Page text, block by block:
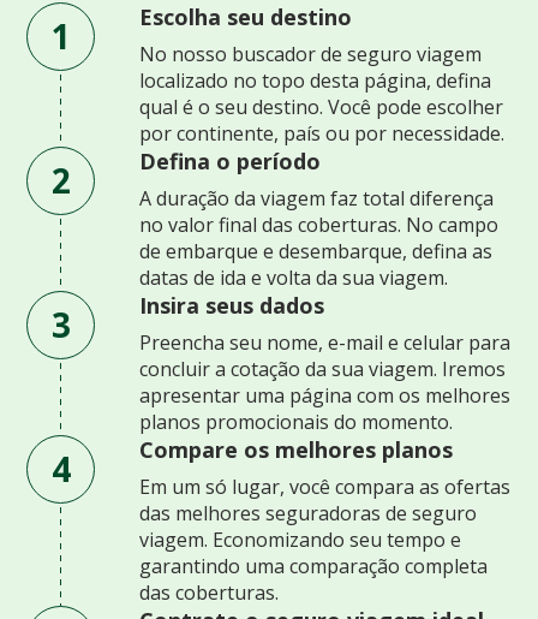
1 Escolha seu destino
No nosso buscador de seguro viagem
localizado no topo desta página, defina
qual é o seu destino. Você pode escolher
por continente, país ou por necessidade.
2 Defina o período
A duração da viagem faz total diferença
no valor final das coberturas. No campo
de embarque e desembarque, defina as
datas de ida e volta da sua viagem.
3 Insira seus dados
Preencha seu nome, e-mail e celular para
concluir a cotação da sua viagem. Iremos
apresentar uma página com os melhores
planos promocionais do momento.
4 Compare os melhores planos
Em um só lugar, você compara as ofertas
das melhores seguradoras de seguro
viagem. Economizando seu tempo e
garantindo uma comparação completa
das coberturas.